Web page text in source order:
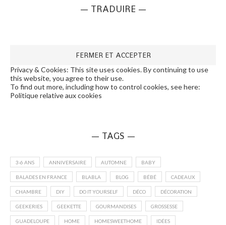
— TRADUIRE —
Privacy & Cookies: This site uses cookies. By continuing to use
this website, you agree to their use.
To find out more, including how to control cookies, see here:
Politique relative aux cookies
— TAGS —
3-6 ANS ANNIVERSAIRE AUTOMNE BABY
BALADES EN FRANCE BLABLA BLOG BÉBÉ CADEAUX
CHAMBRE DIY DO IT YOURSELF DÉCO DÉCORATION
GEEKERIES GEEKETTE GOURMANDISES GROSSESSE
GUADELOUPE HOME HOMESWEETHOME IDÉES